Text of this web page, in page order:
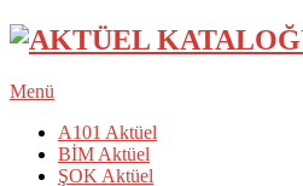
Menü
A101 Aktüel
BİM Aktüel
ŞOK Aktüel